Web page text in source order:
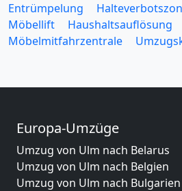
Entrümpelung
Möbellift
Haushaltsauflösung
Möbelmitfahrzentrale
Europa-Umzüge
Umzug von Ulm nach Belarus
Umzug von Ulm nach Belgien
Umzug von Ulm nach Bulgarien